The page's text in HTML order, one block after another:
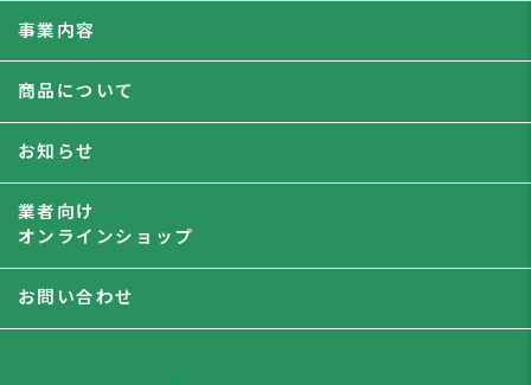
事業内容
商品について
お知らせ
業者向け
オンラインショップ
お問い合わせ